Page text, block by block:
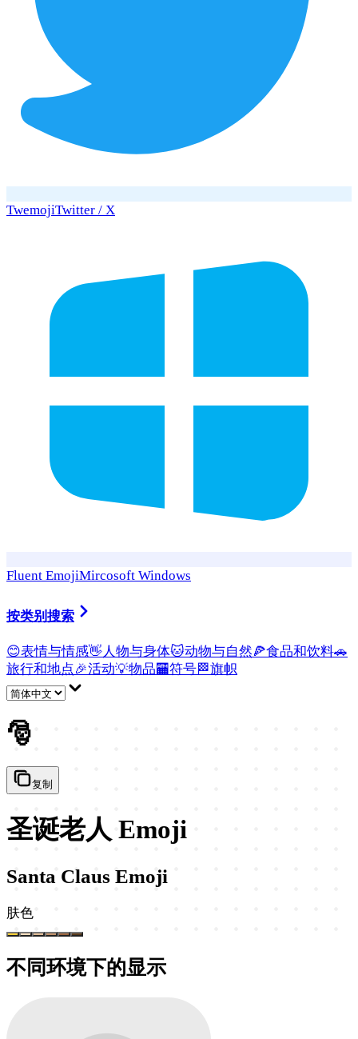
TwemojiTwitter / X
Fluent EmojiMircosoft Windows
按类别搜索
😊表情与情感👋 人物与身体🐱动物与自然🍕食品和饮料🚗
旅行和地点🎉活动💡物品🏧符号🏁旗帜
🎅
复制
圣诞老人 Emoji
Santa Claus Emoji
肤色
不同环境下的显示